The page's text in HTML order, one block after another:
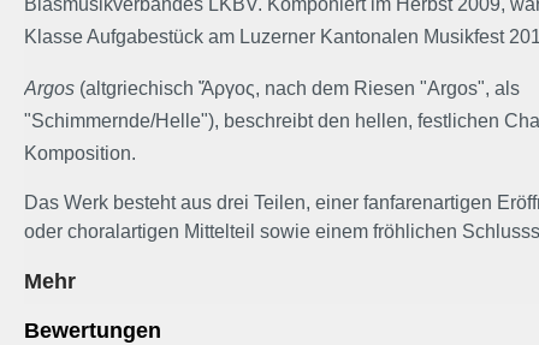
Blasmusikverbandes LKBV. Komponiert im Herbst 2009,
Klasse Aufgabestück am Luzerner Kantonalen Musikfest
Argos (altgriechisch Ἄργος, nach dem Riesen "Argos", als
"Schimmernde/Helle"), beschreibt den hellen, festlichen
Komposition.
Das Werk besteht aus drei Teilen, einer fanfarenartigen
oder choralartigen Mittelteil sowie einem fröhlichen
Mehr
Bewertungen